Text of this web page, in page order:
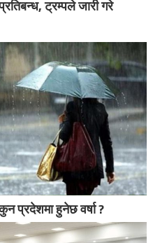
ट्रम्पले जारी गरे
हुनेछ वर्षा ?